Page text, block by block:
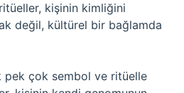
kişinin kimliğini
değil, kültürel bir bağlamda
pek çok sembol ve ritüelle